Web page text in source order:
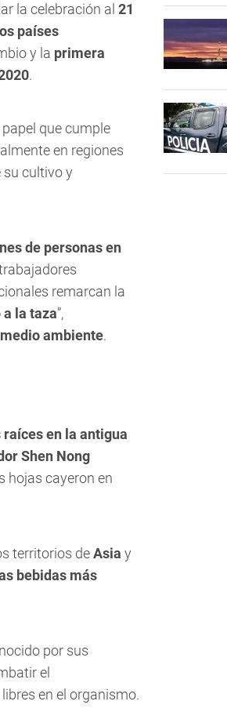
la celebración al 21
países
y la primera
.
que cumple
en regiones
su cultivo y
de personas en
remarcan la
la taza”,
ambiente.
raíces en la antigua
Shen Nong
hojas cayeron en
territorios deAsia y
bebidas más
por sus
el
en el organismo.